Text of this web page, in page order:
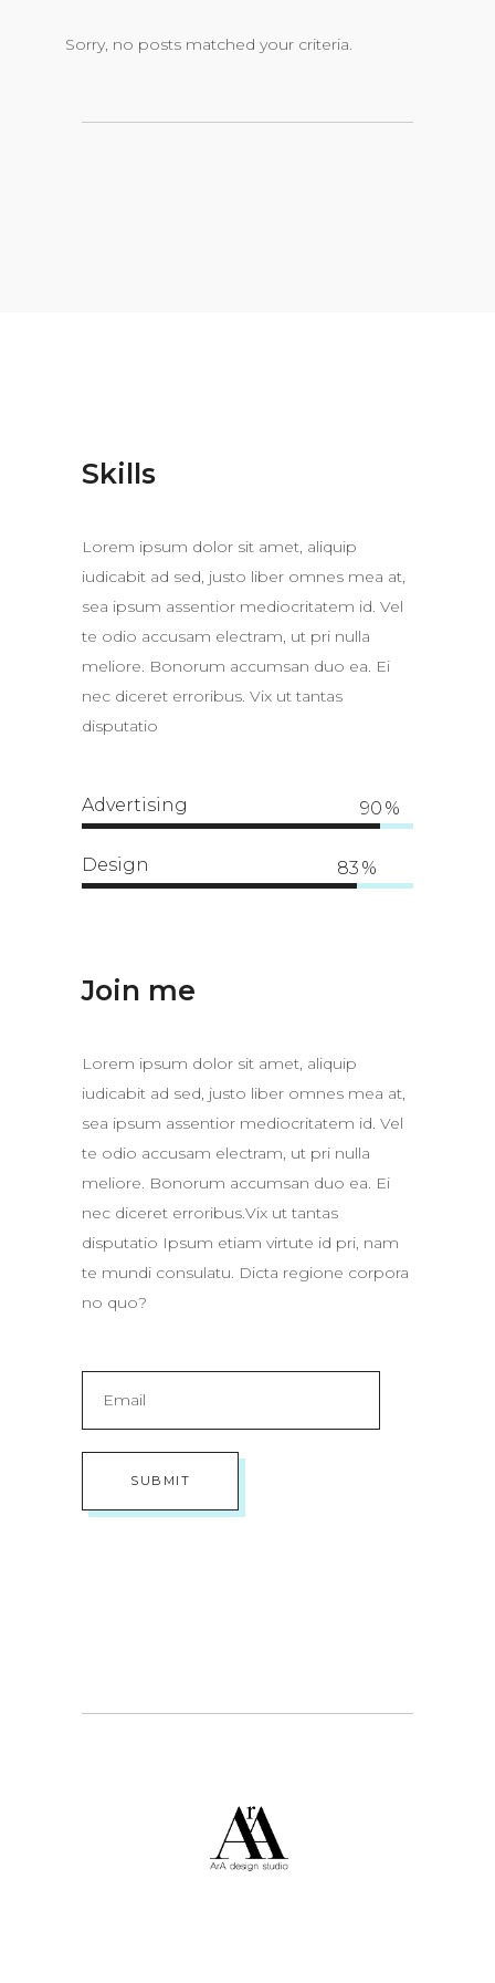
Sorry, no posts matched your criteria.
Skills
Lorem ipsum dolor sit amet, aliquip
iudicabit ad sed, justo liber omnes mea at,
sea ipsum assentior mediocritatem id. Vel
te odio accusam electram, ut pri nulla
meliore. Bonorum accumsan duo ea. Ei
nec diceret erroribus. Vix ut tantas
disputatio
Advertising 90
Design 83
Join me
Lorem ipsum dolor sit amet, aliquip
iudicabit ad sed, justo liber omnes mea at,
sea ipsum assentior mediocritatem id. Vel
te odio accusam electram, ut pri nulla
meliore. Bonorum accumsan duo ea. Ei
nec diceret erroribus.Vix ut tantas
disputatio Ipsum etiam virtute id pri, nam
te mundi consulatu. Dicta regione corpora
no quo?